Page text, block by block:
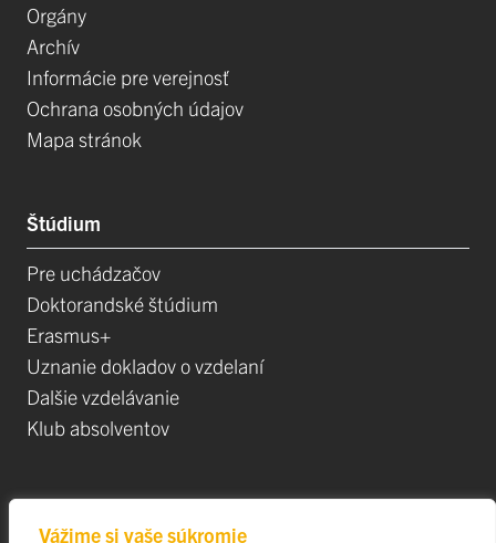
Vážime si vaše súkromie
Orgány
Archív
Informácie pre verejnosť
Ochrana osobných údajov
Mapa stránok
Štúdium
Pre uchádzačov
Doktorandské štúdium
Erasmus+
Uznanie dokladov o vzdelaní
Dalšie vzdelávanie
Klub absolventov